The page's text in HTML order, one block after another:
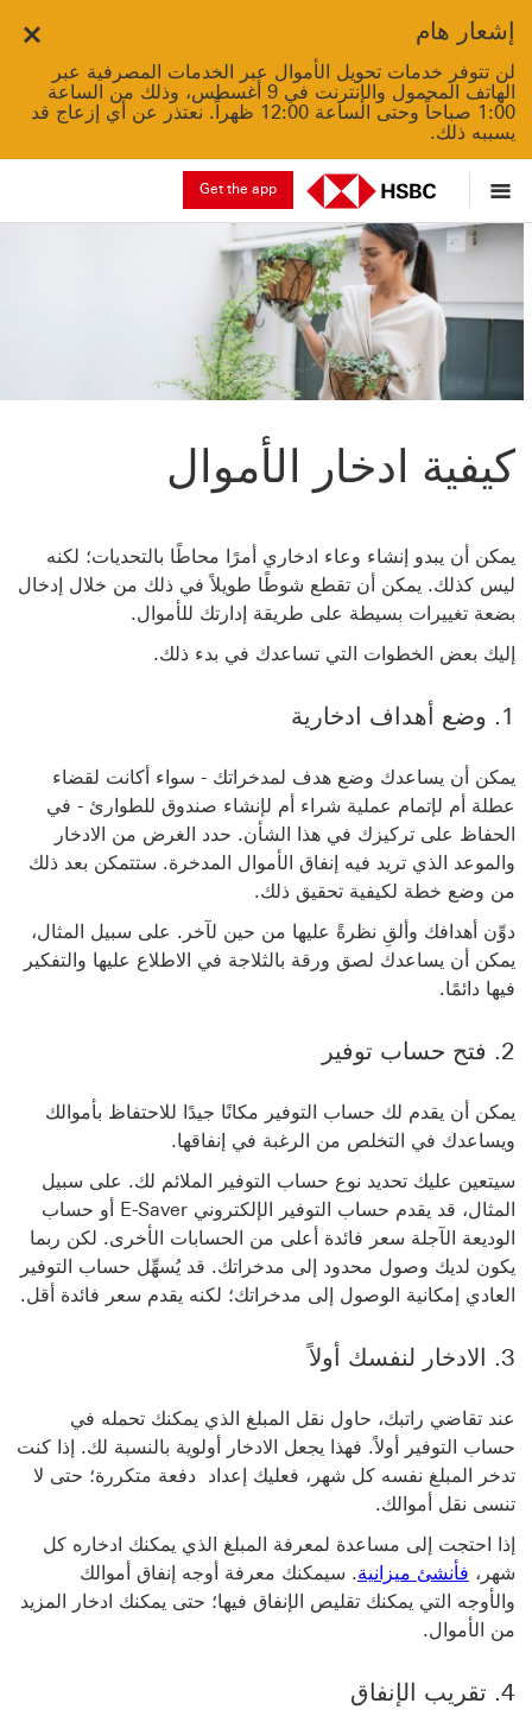
إشعار هام
Close
لن تتوفر خدمات تحويل الأموال عبر الخدمات المصرفية عبر
الهاتف المحمول والإنترنت في 9 أغسطس، وذلك من الساعة
1:00 صباحاً وحتى الساعة 12:00 ظهراً. نعتذر عن أي إزعاج قد
يسببه ذلك.
Get the app
كيفية ادخار الأموال
يمكن أن يبدو إنشاء وعاء ادخاري أمرًا محاطًا بالتحديات؛ لكنه
ليس كذلك. يمكن أن تقطع شوطًا طويلاً في ذلك من خلال إدخال
بضعة تغييرات بسيطة على طريقة إدارتك للأموال.
إليك بعض الخطوات التي تساعدك في بدء ذلك.
1. وضع أهداف ادخارية
يمكن أن يساعدك وضع هدف لمدخراتك - سواء أكانت لقضاء
عطلة أم لإتمام عملية شراء أم لإنشاء صندوق للطوارئ - في
الحفاظ على تركيزك في هذا الشأن. حدد الغرض من الادخار
والموعد الذي تريد فيه إنفاق الأموال المدخرة. ستتمكن بعد ذلك
من وضع خطة لكيفية تحقيق ذلك.
دوِّن أهدافك وألقِ نظرةً عليها من حين لآخر. على سبيل المثال،
يمكن أن يساعدك لصق ورقة بالثلاجة في الاطلاع عليها والتفكير
فيها دائمًا.
2. فتح حساب توفير
يمكن أن يقدم لك حساب التوفير مكانًا جيدًا للاحتفاظ بأموالك
ويساعدك في التخلص من الرغبة في إنفاقها.
سيتعين عليك تحديد نوع حساب التوفير الملائم لك. على سبيل
المثال، قد يقدم حساب التوفير الإلكتروني E-Saver أو حساب
الوديعة الآجلة سعر فائدة أعلى من الحسابات الأخرى. لكن ربما
يكون لديك وصول محدود إلى مدخراتك. قد يُسهِّل حساب التوفير
العادي إمكانية الوصول إلى مدخراتك؛ لكنه يقدم سعر فائدة أقل.
3. الادخار لنفسك أولاً
عند تقاضي راتبك، حاول نقل المبلغ الذي يمكنك تحمله في
حساب التوفير أولاً. فهذا يجعل الادخار أولوية بالنسبة لك. إذا كنت
تدخر المبلغ نفسه كل شهر، فعليك إعداد دفعة متكررة؛ حتى لا
تنسى نقل أموالك.
إذا احتجت إلى مساعدة لمعرفة المبلغ الذي يمكنك ادخاره كل
شهر، فأنشئ ميزانية. سيمكنك معرفة أوجه إنفاق أموالك
والأوجه التي يمكنك تقليص الإنفاق فيها؛ حتى يمكنك ادخار المزيد
من الأموال.
4. تقريب الإنفاق